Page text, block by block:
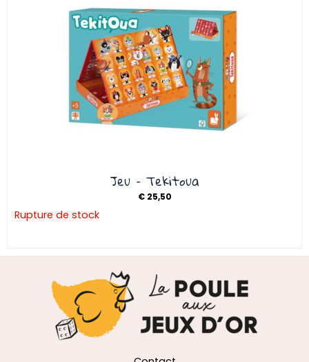
Jeu – Tekitoua
€25,50
Rupture de stock